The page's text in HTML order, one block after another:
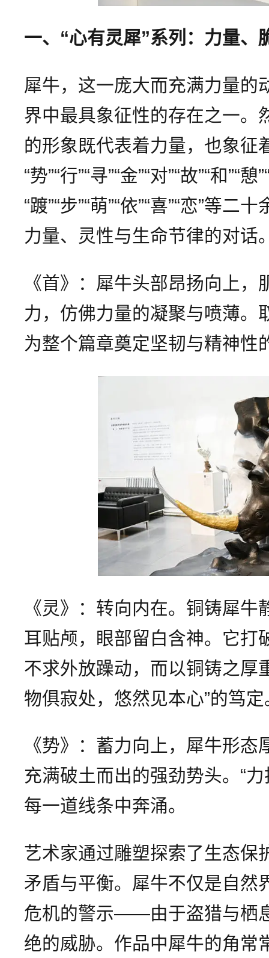
一、“心有灵犀”系列：力量、
犀牛，这一庞大而充满力量的
界中最具象征性的存在之一。
的形象既代表着力量，也象征
“势”“行”“寻”“金”“对”“故”“和”“憩
“踱”“步”“萌”“依”“喜”“恋”等
力量、灵性与生命节律的对话
《首》：犀牛头部昂扬向上
力，仿佛力量的凝聚与喷薄。
为整个篇章奠定坚韧与精神性
《灵》：转向内在。铜铸犀
耳贴颅，眼部留白含神。它打
不求外放躁动，而以铜铸之
物俱寂处，悠然见本心”的笃定
《势》：蓄力向上，犀牛形
充满破土而出的强劲势头。“
每一道线条中奔涌。
艺术家通过雕塑探索了生态保
矛盾与平衡。犀牛不仅是自然
危机的警示——由于盗猎与栖
绝的威胁。作品中犀牛的角常